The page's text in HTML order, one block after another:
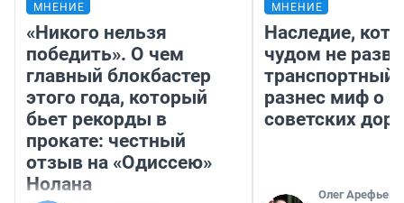
МНЕНИЕ
«Никого нельзя
победить». О чем
главный блокбастер
этого года, который
бьет рекорды в
прокате: честный
отзыв на «Одиссею»
Нолана
МНЕНИЕ
Наследие,
чудом не
транспортный
разнес миф о
советских
Олег Арефьев